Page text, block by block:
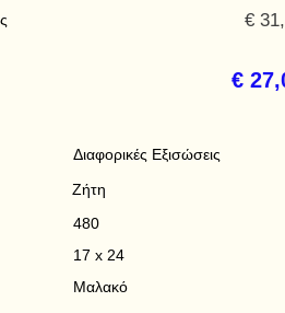
€
€
Διαφορικές Εξισώσεις
Ζήτη
480
17 x 24
Μαλακό